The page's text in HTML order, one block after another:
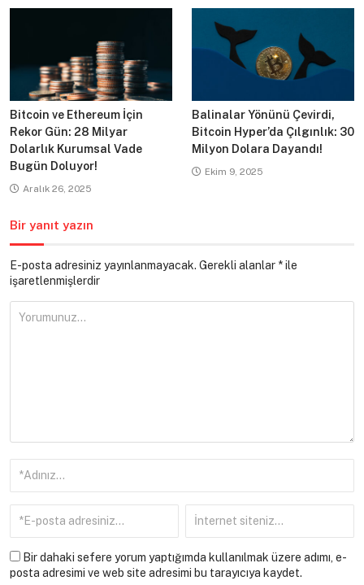
Bitcoin ve Ethereum İçin
Rekor Gün: 28 Milyar
Dolarlık Kurumsal Vade
Bugün Doluyor!
Aralık 26, 2025
Balinalar Yönünü Çevirdi,
Bitcoin Hyper’da Çılgınlık: 30
Milyon Dolara Dayandı!
Ekim 9, 2025
Bir yanıt yazın
E-posta adresiniz yayınlanmayacak. Gerekli alanlar *ile
işaretlenmişlerdir
Bir dahaki sefere yorum yaptığımda kullanılmak üzere adımı, e-
posta adresimi ve web site adresimi bu tarayıcıya kaydet.